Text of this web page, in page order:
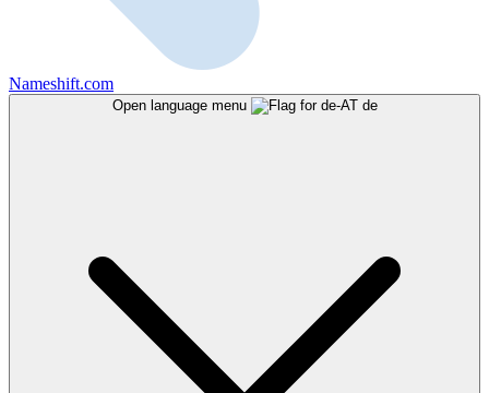
Nameshift.com
Open language menu de